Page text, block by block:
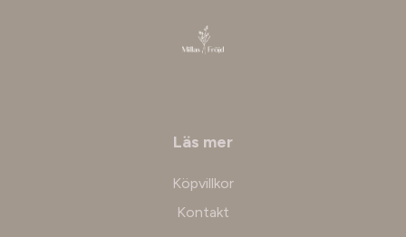
Läs mer
Köpvillkor
Kontakt